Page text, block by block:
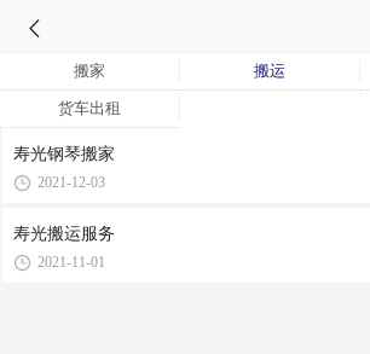
搬家 搬运
货车出租
寿光钢琴搬家
2021-12-03
寿光搬运服务
2021-11-01